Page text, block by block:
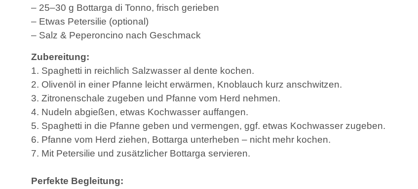
– 25–30 g Bottarga di Tonno, frisch gerieben
– Etwas Petersilie (optional)
– Salz & Peperoncino nach Geschmack
Zubereitung:
1. Spaghetti in reichlich Salzwasser al dente kochen.
2. Olivenöl in einer Pfanne leicht erwärmen, Knoblauch kurz anschwitzen.
3. Zitronenschale zugeben und Pfanne vom Herd nehmen.
4. Nudeln abgießen, etwas Kochwasser auffangen.
5. Spaghetti in die Pfanne geben und vermengen, ggf. etwas Kochwasser zugeben.
6. Pfanne vom Herd ziehen, Bottarga unterheben – nicht mehr kochen.
7. Mit Petersilie und zusätzlicher Bottarga servieren.
Perfekte Begleitung: